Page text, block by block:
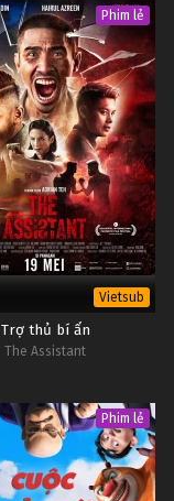
Phim lẻ
Vietsub
Trợ thủ bí ẩn
The Assistant
Phim lẻ